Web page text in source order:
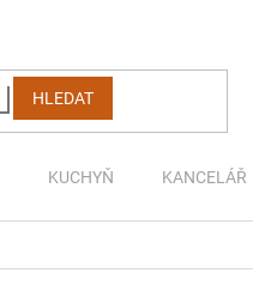
HLEDAT
KUCHYŇ KANCELÁŘ